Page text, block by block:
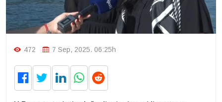
472 7 Sep, 2025. 06:25h